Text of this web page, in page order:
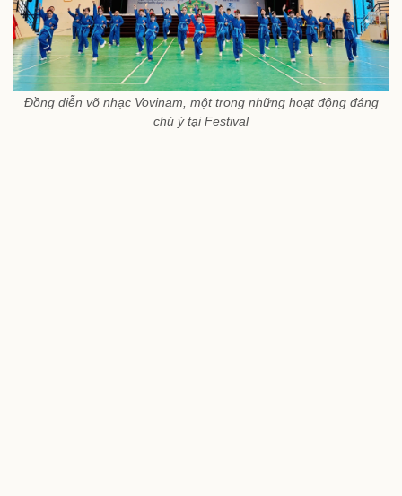
Đồng diễn võ nhạc Vovinam, một trong những hoạt động đáng
chú ý tại Festival